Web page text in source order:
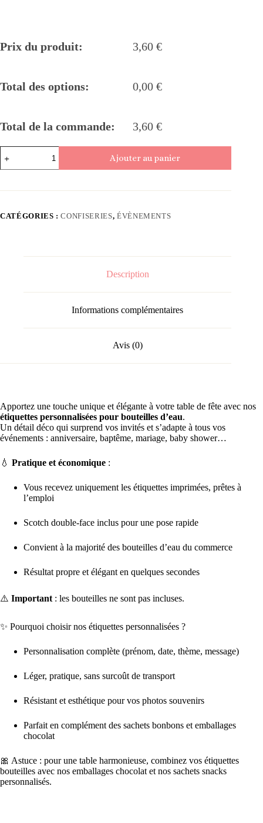
Prix du produit: 3,60 €
Total des options: 0,00 €
Total de la commande: 3,60 €
de
Étiquette
d’eau
anniversaire
&
Ajouter au panier
CATÉGORIES :CONFISERIES, ÉVÈNEMENTS
Description
Informations complémentaires
Avis (0)
Apportez une touche unique et élégante à votre table de fête avec nos
étiquettes personnalisées pour bouteilles d’eau.
Un détail déco qui surprend vos invités et s’adapte à tous vos
événements : anniversaire, baptême, mariage, baby shower…
💧 Pratique et économique :
Vous recevez uniquement les étiquettes imprimées, prêtes à
l’emploi
Scotch double-face inclus pour une pose rapide
Convient à la majorité des bouteilles d’eau du commerce
Résultat propre et élégant en quelques secondes
⚠️ Important : les bouteilles ne sont pas incluses.
✨ Pourquoi choisir nos étiquettes personnalisées ?
Personnalisation complète (prénom, date, thème, message)
Léger, pratique, sans surcoût de transport
Résistant et esthétique pour vos photos souvenirs
Parfait en complément des sachets bonbons et emballages
chocolat
🎀 Astuce : pour une table harmonieuse, combinez vos étiquettes
bouteilles avec nos emballages chocolat et nos sachets snacks
personnalisés.